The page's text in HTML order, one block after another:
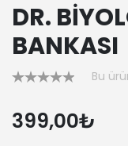
DR.
BANKASI
Bu
399,00₺